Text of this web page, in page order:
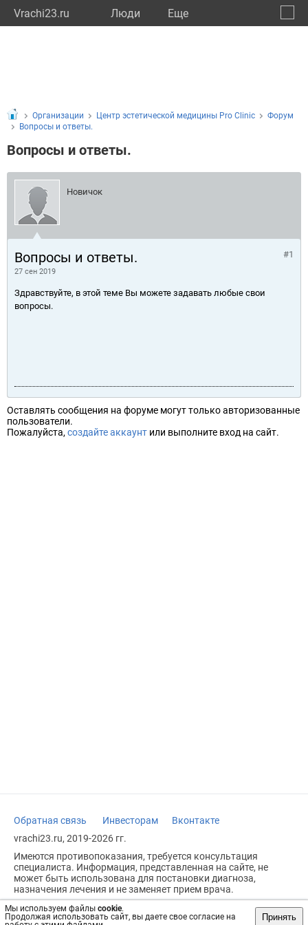
Vrachi23.ru Люди Eще
Мы используем файлы cookie.
Продолжая использовать сайт, вы даете свое согласие на
Принять
Организации Центр эстетической медицины Pro Clinic
Форум
Вопросы и ответы.
Вопросы и ответы.
Новичок
Вопросы и ответы.
27 сен 2019
#1
Здравствуйте, в этой теме Вы можете задавать любые свои
вопросы.
Оставлять сообщения на форуме могут только авторизованные
пользователи.
Пожалуйста, создайте аккаунт или выполните вход на сайт.
Обратная связь Инвесторам
Вконтакте
vrachi23.ru, 2019-2026 гг.
Имеются противопоказания, требуется консультация
специалиста. Информация, представленная на сайте, не
может быть использована для постановки диагноза,
назначения лечения и не заменяет прием врача.
Возрастное ограничение: 18+